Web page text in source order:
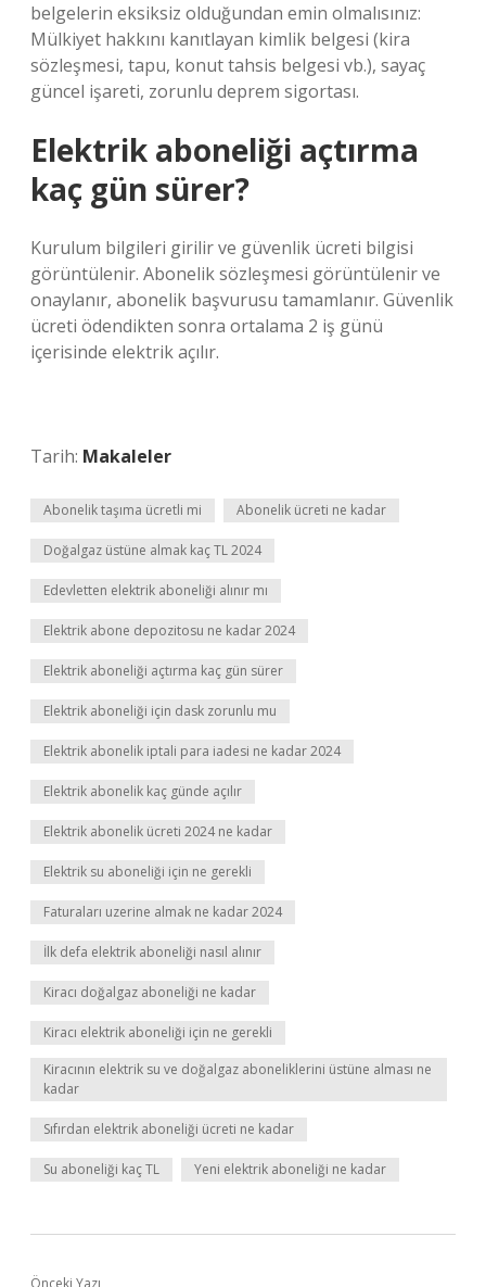
belgelerin eksiksiz olduğundan emin olmalısınız:
Mülkiyet hakkını kanıtlayan kimlik belgesi (kira
sözleşmesi, tapu, konut tahsis belgesi vb.), sayaç
güncel işareti, zorunlu deprem sigortası.
Elektrik aboneliği açtırma
kaç gün sürer?
Kurulum bilgileri girilir ve güvenlik ücreti bilgisi
görüntülenir. Abonelik sözleşmesi görüntülenir ve
onaylanır, abonelik başvurusu tamamlanır. Güvenlik
ücreti ödendikten sonra ortalama 2 iş günü
içerisinde elektrik açılır.
Tarih: Makaleler
Abonelik taşıma ücretli mi Abonelik ücreti ne kadar
Doğalgaz üstüne almak kaç TL 2024
Edevletten elektrik aboneliği alınır mı
Elektrik abone depozitosu ne kadar 2024
Elektrik aboneliği açtırma kaç gün sürer
Elektrik aboneliği için dask zorunlu mu
Elektrik abonelik iptali para iadesi ne kadar 2024
Elektrik abonelik kaç günde açılır
Elektrik abonelik ücreti 2024 ne kadar
Elektrik su aboneliği için ne gerekli
Faturaları uzerine almak ne kadar 2024
İlk defa elektrik aboneliği nasıl alınır
Kiracı doğalgaz aboneliği ne kadar
Kiracı elektrik aboneliği için ne gerekli
Kiracının elektrik su ve doğalgaz aboneliklerini üstüne alması ne
kadar
Sıfırdan elektrik aboneliği ücreti ne kadar
Su aboneliği kaç TL Yeni elektrik aboneliği ne kadar
Önceki Yazı